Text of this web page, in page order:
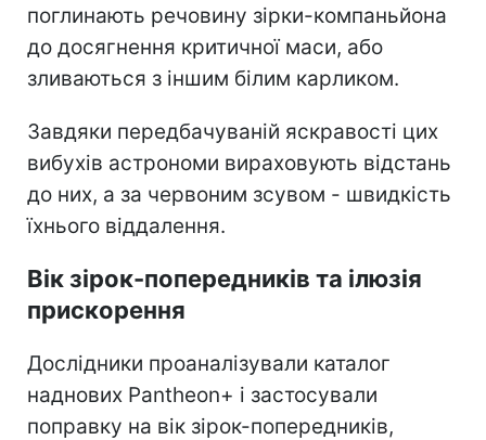
поглинають речовину зірки-компаньйона
до досягнення критичної маси, або
зливаються з іншим білим карликом.
Завдяки передбачуваній яскравості цих
вибухів астрономи вираховують відстань
до них, а за червоним зсувом - швидкість
їхнього віддалення.
Вік зірок-попередників та ілюзія
прискорення
Дослідники проаналізували каталог
наднових Pantheon+ і застосували
поправку на вік зірок-попередників,